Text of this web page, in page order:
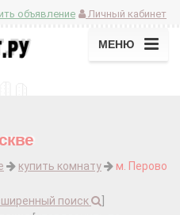
Личный кабинет
объявление
МЕНЮ
купить комнату м. Перово
поиск